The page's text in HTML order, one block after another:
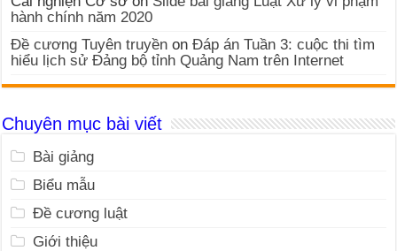
hành chính năm 2020
Đề cương Tuyên truyền onĐáp án Tuần 3: cuộc thi tìm
hiểu lịch sử Đảng bộ tỉnh Quảng Nam trên Internet
Chuyên mục bài viết
Bài giảng
Biểu mẫu
Đề cương luật
Giới thiệu